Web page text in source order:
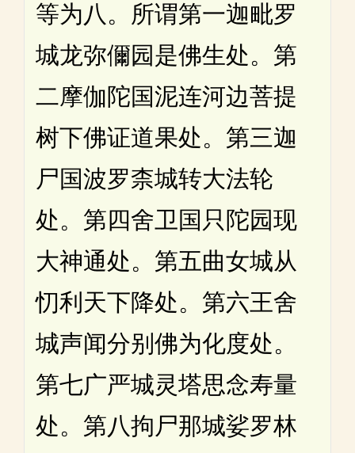
等为八。所谓第一迦毗罗
城龙弥儞园是佛生处。第
二摩伽陀国泥连河边菩提
树下佛证道果处。第三迦
尸国波罗柰城转大法轮
处。第四舍卫国只陀园现
大神通处。第五曲女城从
忉利天下降处。第六王舍
城声闻分别佛为化度处。
第七广严城灵塔思念寿量
处。第八拘尸那城娑罗林